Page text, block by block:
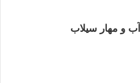
آب و مهار سیلاب